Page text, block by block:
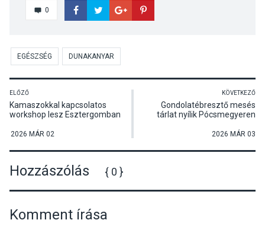
0
EGÉSZSÉG DUNAKANYAR
ELŐZŐ
Kamaszokkal kapcsolatos
workshop lesz Esztergomban
2026 MÁR 02
KÖVETKEZŐ
Gondolatébresztő mesés
tárlat nyílik Pócsmegyeren
2026 MÁR 03
Hozzászólás { 0 }
Komment írása